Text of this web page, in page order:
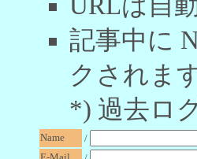
URLは自
記事中に
クされま
*) 過去ロ
Name
/